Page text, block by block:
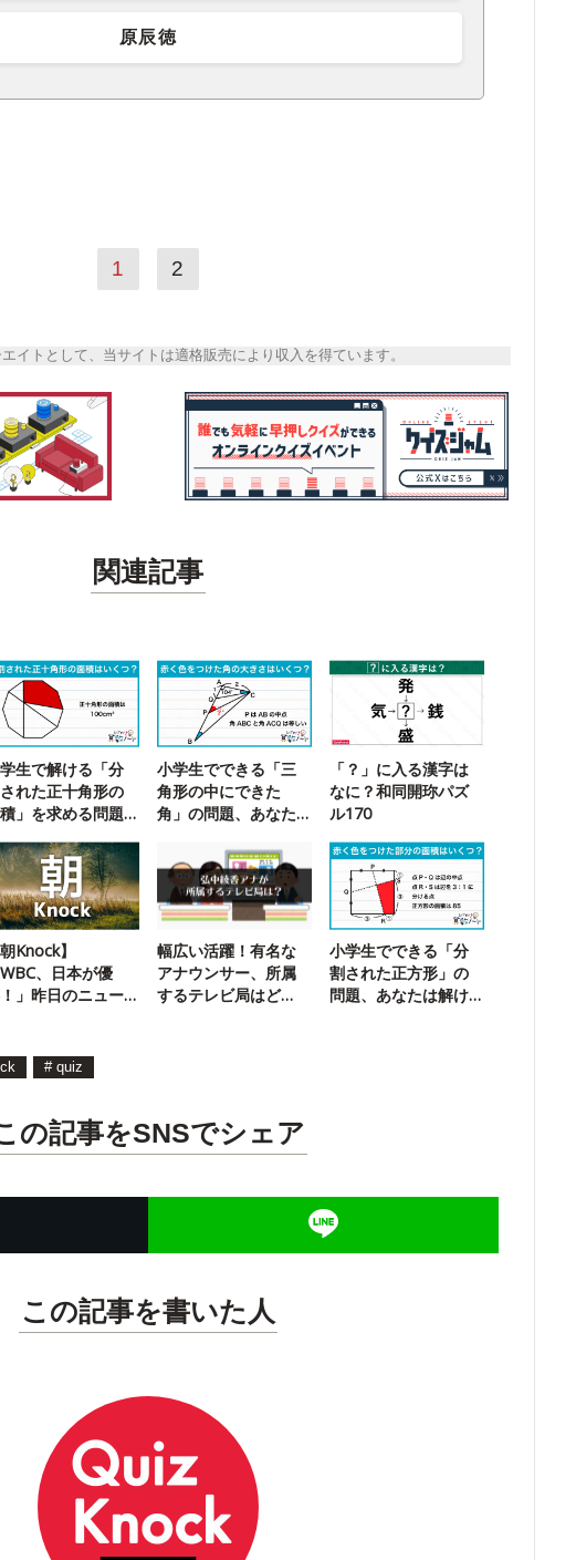
原辰徳
1 2
イトとして、当サイトは適格販売により収入を得ています。
関連記事
生で解ける「分
れた正十角形の
」を求める問題
小学生でできる「三
角形の中にできた
角」の問題、あなた
「？」に入る漢字は
なに？和同開珎パズ
ル170
朝Knock】
WBC、日本が優
」昨日のニュー
幅広い活躍！有名な
アナウンサー、所属
するテレビ局はど
小学生でできる「分
割された正方形」の
問題、あなたは解け
# quiz
の記事をSNSでシェア
この記事を書いた人